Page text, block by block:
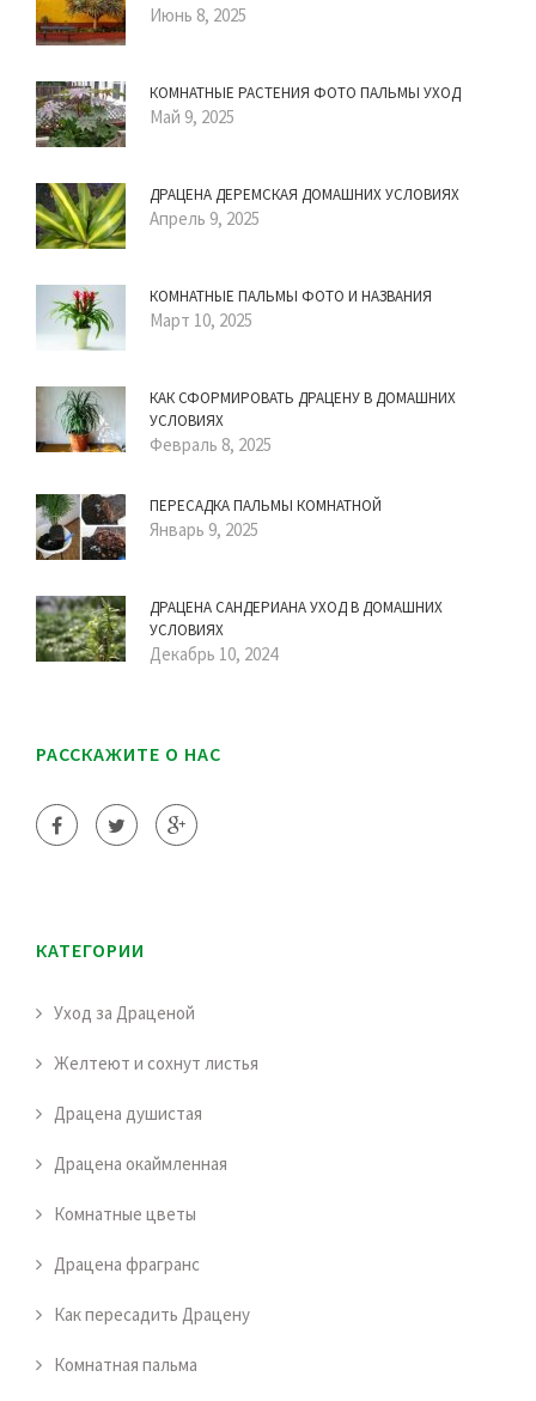
Июнь 8, 2025
КОМНАТНЫЕ РАСТЕНИЯ ФОТО ПАЛЬМЫ УХОД
Май 9, 2025
ДРАЦЕНА ДЕРЕМСКАЯ ДОМАШНИХ УСЛОВИЯХ
Апрель 9, 2025
КОМНАТНЫЕ ПАЛЬМЫ ФОТО И НАЗВАНИЯ
Март 10, 2025
КАК СФОРМИРОВАТЬ ДРАЦЕНУ В ДОМАШНИХ
УСЛОВИЯХ
Февраль 8, 2025
ПЕРЕСАДКА ПАЛЬМЫ КОМНАТНОЙ
Январь 9, 2025
ДРАЦЕНА САНДЕРИАНА УХОД В ДОМАШНИХ
УСЛОВИЯХ
Декабрь 10, 2024
РАССКАЖИТЕ О НАС
КАТЕГОРИИ
Уход за Драценой
Желтеют и сохнут листья
Драцена душистая
Драцена окаймленная
Комнатные цветы
Драцена фрагранс
Как пересадить Драцену
Комнатная пальма